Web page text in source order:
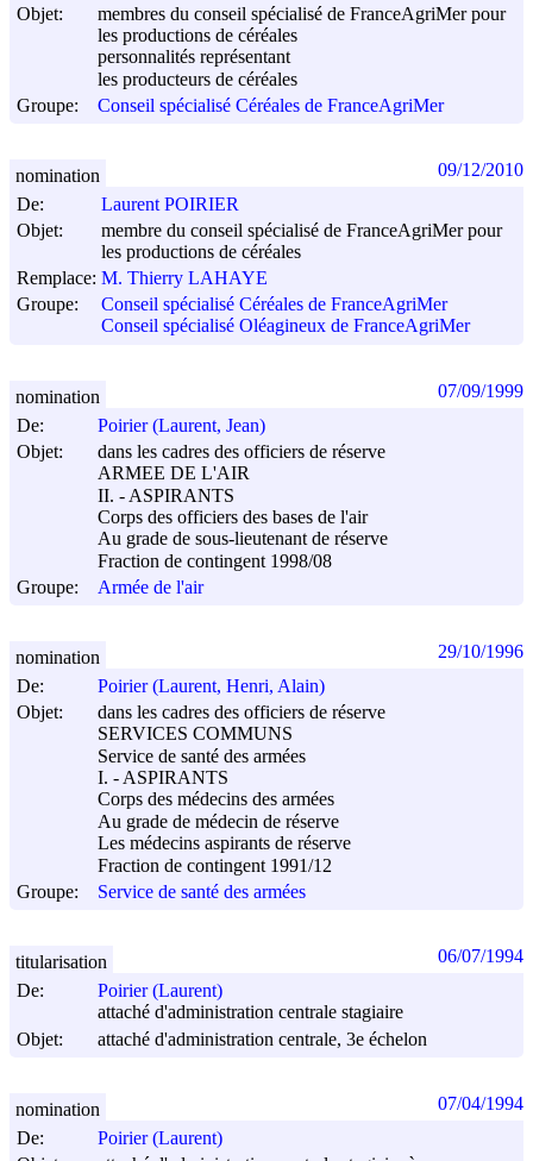
Objet:
membres du conseil spécialisé de FranceAgriMer pour
les productions de céréales
personnalités représentant
les producteurs de céréales
Groupe:
Conseil spécialisé Céréales de FranceAgriMer
De:
Laurent POIRIER
Objet:
membre du conseil spécialisé de FranceAgriMer pour
les productions de céréales
Remplace: M. Thierry LAHAYE
Groupe:
Conseil spécialisé Céréales de FranceAgriMer
Conseil spécialisé Oléagineux de FranceAgriMer
nomination 09/12/2010
De:
Poirier (Laurent, Jean)
Objet:
dans les cadres des officiers de réserve
ARMEE DE L'AIR
II. - ASPIRANTS
Corps des officiers des bases de l'air
Au grade de sous-lieutenant de réserve
Fraction de contingent 1998/08
Groupe:
Armée de l'air
nomination 07/09/1999
De:
Poirier (Laurent, Henri, Alain)
Objet:
dans les cadres des officiers de réserve
SERVICES COMMUNS
Service de santé des armées
I. - ASPIRANTS
Corps des médecins des armées
Au grade de médecin de réserve
Les médecins aspirants de réserve
Fraction de contingent 1991/12
Groupe:
Service de santé des armées
nomination 29/10/1996
De:
Poirier (Laurent)
attaché d'administration centrale stagiaire
Objet:
attaché d'administration centrale, 3e échelon
titularisation 06/07/1994
De:
Poirier (Laurent)
nomination 07/04/1994